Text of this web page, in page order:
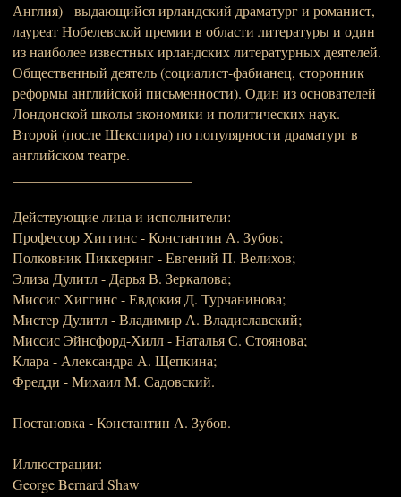
Англия) - выдающийся ирландский драматург и романист,
лауреат Нобелевской премии в области литературы и один
из наиболее известных ирландских литературных деятелей.
Общественный деятель (социалист-фабианец, сторонник
реформы английской письменности). Один из основателей
Лондонской школы экономики и политических наук.
Второй (после Шекспира) по популярности драматург в
английском театре.
Действующие лица и исполнители:
Профессор Хиггинс - Константин А. Зубов;
Полковник Пиккеринг - Евгений П. Велихов;
Элиза Дулитл - Дарья В. Зеркалова;
Миссис Хиггинс - Евдокия Д. Турчанинова;
Мистер Дулитл - Владимир А. Владиславский;
Миссис Эйнсфорд-Хилл - Наталья С. Стоянова;
Клара - Александра А. Щепкина;
Фредди - Михаил М. Садовский.
Постановка - Константин А. Зубов.
Иллюстрации:
George Bernard Shaw